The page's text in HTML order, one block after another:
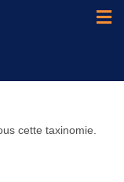
cette taxinomie.